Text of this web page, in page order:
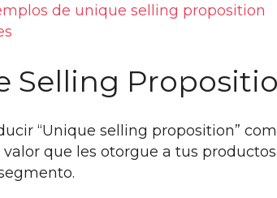
de unique selling proposition
Selling
“Unique selling proposition”
que les otorgue a tus